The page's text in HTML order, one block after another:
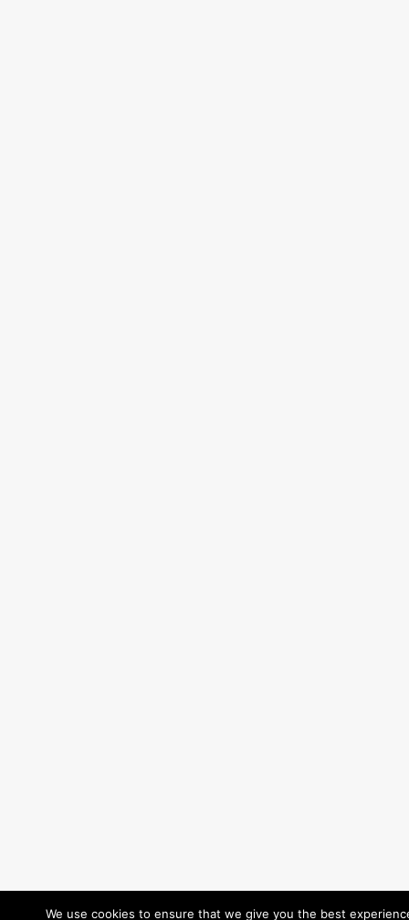
We use cookies to ensure that we give you the best